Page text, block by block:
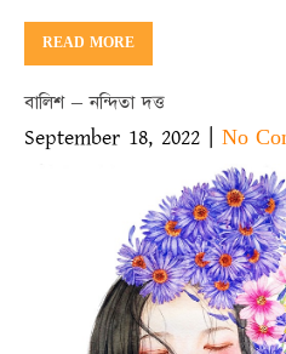
READ MORE
বালিশ – নন্দিতা দত্ত
September 18, 2022 | No